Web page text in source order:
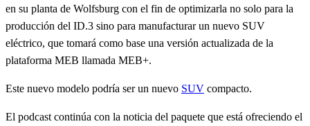
en su planta de Wolfsburg con el fin de optimizarla no solo para la
producción del ID.3 sino para manufacturar un nuevo SUV
eléctrico, que tomará como base una versión actualizada de la
plataforma MEB llamada MEB+.
Este nuevo modelo podría ser un nuevo SUV compacto.
El podcast continúa con la noticia del paquete que está ofreciendo el